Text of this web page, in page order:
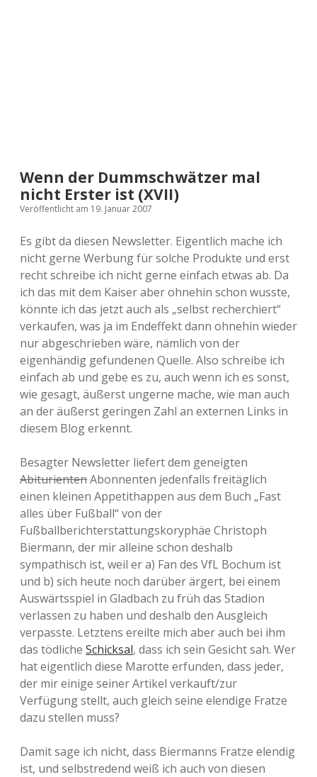
Wenn der Dummschwätzer mal
nicht Erster ist (XVII)
Veröffentlicht am 19. Januar 2007
Es gibt da diesen Newsletter. Eigentlich mache ich
nicht gerne Werbung für solche Produkte und erst
recht schreibe ich nicht gerne einfach etwas ab. Da
ich das mit dem Kaiser aber ohnehin schon wusste,
könnte ich das jetzt auch als „selbst recherchiert“
verkaufen, was ja im Endeffekt dann ohnehin wieder
nur abgeschrieben wäre, nämlich von der
eigenhändig gefundenen Quelle. Also schreibe ich
einfach ab und gebe es zu, auch wenn ich es sonst,
wie gesagt, äußerst ungerne mache, wie man auch
an der äußerst geringen Zahl an externen Links in
diesem Blog erkennt.
Besagter Newsletter liefert dem geneigten
AbiturientenAbonnenten jedenfalls freitäglich
einen kleinen Appetithappen aus dem Buch „Fast
alles über Fußball“ von der
Fußballberichterstattungskoryphäe Christoph
Biermann, der mir alleine schon deshalb
sympathisch ist, weil er a) Fan des VfL Bochum ist
und b) sich heute noch darüber ärgert, bei einem
Auswärtsspiel in Gladbach zu früh das Stadion
verlassen zu haben und deshalb den Ausgleich
verpasste. Letztens ereilte mich aber auch bei ihm
das tödliche Schicksal, dass ich sein Gesicht sah. Wer
hat eigentlich diese Marotte erfunden, dass jeder,
der mir einige seiner Artikel verkauft/zur
Verfügung stellt, auch gleich seine elendige Fratze
dazu stellen muss?
Damit sage ich nicht, dass Biermanns Fratze elendig
ist, und selbstredend weiß ich auch von diesen